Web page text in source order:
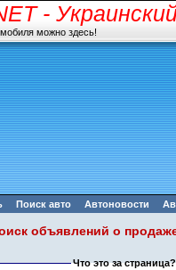
-
можно здесь!
Поиск авто Автоновости
объявлений о
Что это за страница?